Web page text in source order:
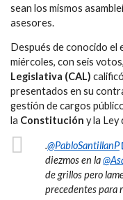
sean los mismos
asesores.
Después de conocido el
miércoles, con seis
Legislativa (CAL)
presentados en su
gestión de cargos
la Constitución y la Ley
.@PabloSantillanP
diezmos en la
de grillos pero
precedentes para